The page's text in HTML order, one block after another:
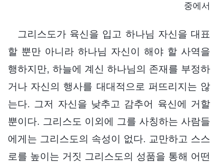
중에서
그리스도가 육신을 입고 하나님 자신을 대표
할 뿐만 아니라 하나님 자신이 해야 할 사역을
행하지만, 하늘에 계신 하나님의 존재를 부정하
거나 자신의 행사를 대대적으로 퍼뜨리지는 않
는다. 그저 자신을 낮추고 감추어 육신에 거할
뿐이다. 그리스도 이외에 그를 사칭하는 사람들
에게는 그리스도의 속성이 없다. 교만하고 스스
로를 높이는 거짓 그리스도의 성품을 통해 어떤